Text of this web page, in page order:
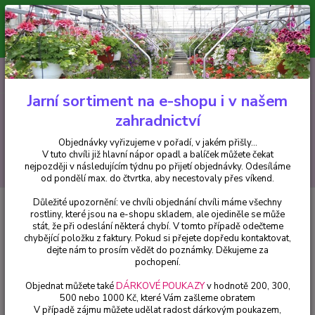
Minimální hodnota pro odeslání z e-shopu je 300 Kč.
V tuto chvíli již hlavní nápor objednávek opadl a balíček můžete čekat
nejpozději v následujícím týdnu po přijetí objednávky. Objednávky
vyřizujeme v pořadí, v jakém přišly...
CZK
Hledat
+420 602 223 614 0ks
za0 Kč
Souhlas se zpracováním osobních údajů pro účely zaslání dotazníku
zákaznické spokojenosti od Favi.cz
Souhlas se zpracováním osobních
údajů pro účely zaslání dotazníku
zákaznické spokojenosti od Favi.cz
Jarní sortiment na e-shopu i v našem
zahradnictví
Objednávky vyřizujeme v pořadí, v jakém přišly...
V tuto chvíli již hlavní nápor opadl a balíček můžete čekat
nejpozději v následujícím týdnu po přijetí objednávky. Odesíláme
od pondělí max. do čtvrtka, aby necestovaly přes víkend.
Důležité upozornění: ve chvíli objednání chvíli máme všechny
rostliny, které jsou na e-shopu skladem, ale ojediněle se může
stát, že při odeslání některá chybí. V tomto případě odečteme
chybějící položku z faktury. Pokud si přejete dopředu kontaktovat,
dejte nám to prosím vědět do poznámky. Děkujeme za
pochopení.
Objednat můžete takéDÁRKOVÉ POUKAZYv hodnotě 200, 300,
500 nebo 1000 Kč, které Vám zašleme obratem
V případě zájmu můžete udělat radost dárkovým poukazem,